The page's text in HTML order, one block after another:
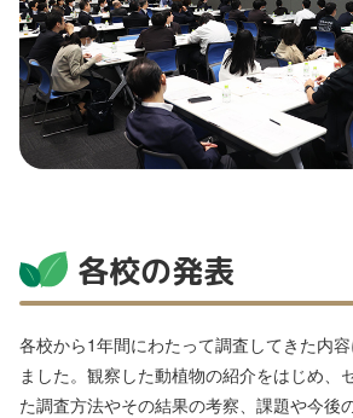
各校の発表
各校から1年間にわたって調査してきた内
ました。観察した動植物の紹介をはじめ、
た調査方法やその結果の考察、課題や今後